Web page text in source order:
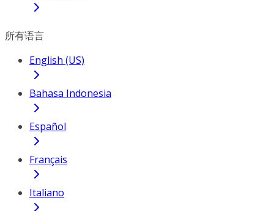
所有语言
English (US)
Bahasa Indonesia
Español
Français
Italiano